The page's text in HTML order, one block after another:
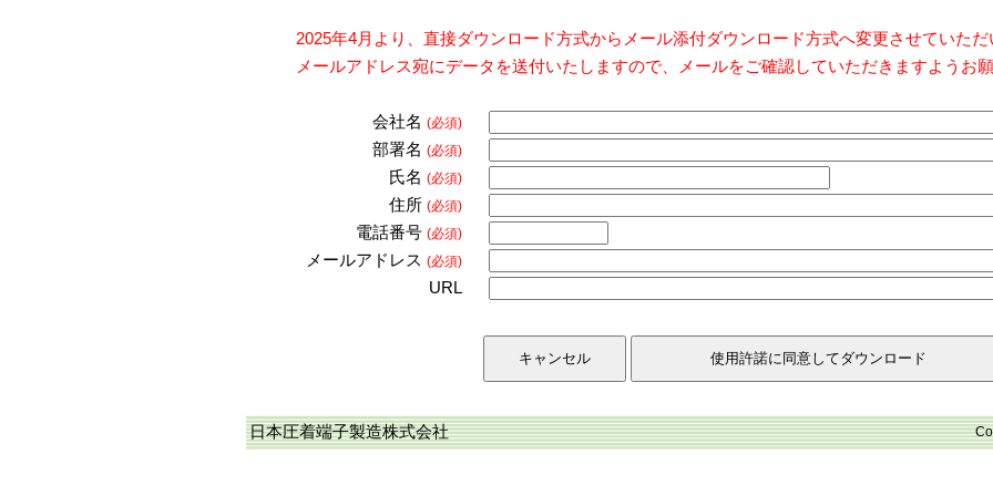
2025年4月より、直接ダウンロード方式からメール添付ダウンロード方式へ変更させていた
メールアドレス宛にデータを送付いたしますので、メールをご確認していただきますようお
会社名 (必須)
部署名 (必須)
氏名 (必須)
住所 (必須)
電話番号 (必須)
メールアドレス (必須)
URL
日本圧着端子製造株式会社